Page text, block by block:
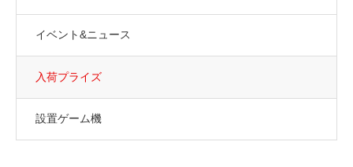
イベント&ニュース
入荷プライズ
設置ゲーム機